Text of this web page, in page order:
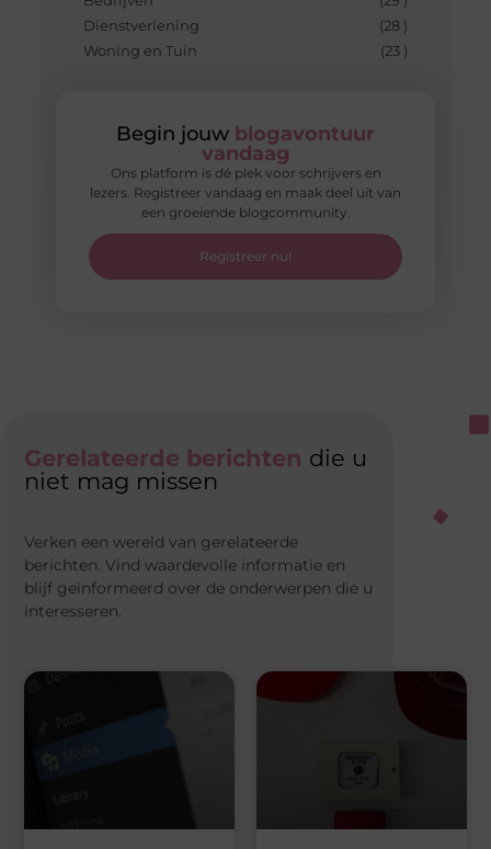
Dienstverlening
(28 )
Woning en Tuin
(23 )
Begin jouw blogavontuur
vandaag
Ons platform is dé plek voor schrijvers en
lezers. Registreer vandaag en maak deel uit van
een groeiende blogcommunity.
Registreer nu!
Gerelateerde berichten die u
niet mag missen
Verken een wereld van gerelateerde
berichten. Vind waardevolle informatie en
blijf geïnformeerd over de onderwerpen die u
interesseren.